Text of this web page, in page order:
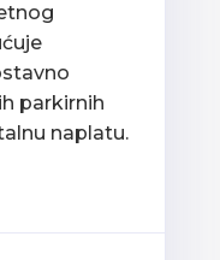
parkirnih
naplatu.